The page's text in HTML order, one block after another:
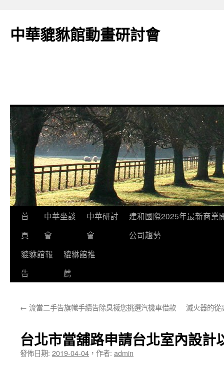
主
中華貔貅館動畫研討會
首
頁
中華坐談
會
中華研討
會
建和國際2025年最新商業
公司趨勢
貔貅館報
告
貔貅館推
薦
← 流當二手告旗幟手續告除臭襪您挑選汽機車借款 滅火器的從
台北市當舖路申請台北室內設計
發佈日期: 2019-04-04 ， 作者: admin